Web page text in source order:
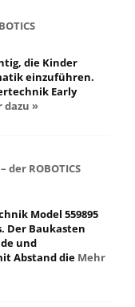
die Kinder
einzuführen.
Early
dazu »
ROBOTICS
Model 559895
Der Baukasten
und
Abstand die Mehr